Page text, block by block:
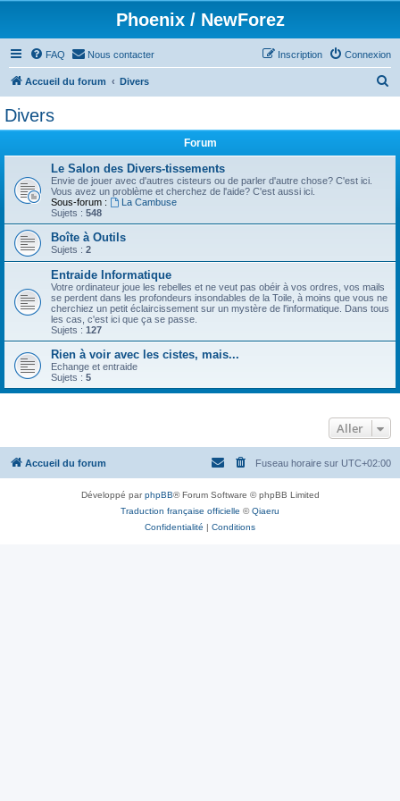
Phoenix / NewForez
FAQ Nous contacter Connexion
Inscription
Accueil du forum Divers
Divers
Forum
Le Salon des Divers-tissements
Envie de jouer avec d'autres cisteurs ou de parler d'autre chose? C'est ici.
Vous avez un problème et cherchez de l'aide? C'est aussi ici.
Sous-forum :
La Cambuse
Sujets : 548
Boîte à Outils
Sujets : 2
Entraide Informatique
Votre ordinateur joue les rebelles et ne veut pas obéir à vos ordres, vos mails
se perdent dans les profondeurs insondables de la Toile, à moins que vous ne
cherchiez un petit éclaircissement sur un mystère de l'informatique. Dans tous
les cas, c'est ici que ça se passe.
Sujets : 127
Rien à voir avec les cistes, mais...
Echange et entraide
Sujets : 5
Aller
Accueil du forum Fuseau horaire sur UTC+02:00
Développé parphpBB® Forum Software © phpBB Limited
Traduction française officielle ©Qiaeru
Confidentialité | Conditions